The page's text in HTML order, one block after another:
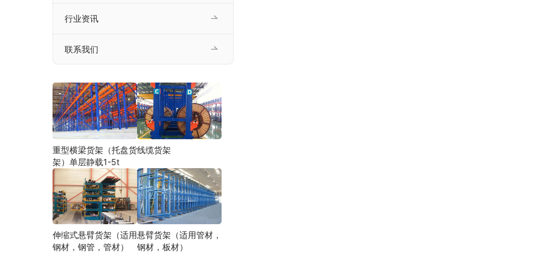
行业资讯
联系我们
重型横梁货架（托盘货
架）单层静载1-5t
线缆货架
伸缩式悬臂货架（适用
钢材，钢管，管材）
悬臂货架（适用管材，
钢材，板材）